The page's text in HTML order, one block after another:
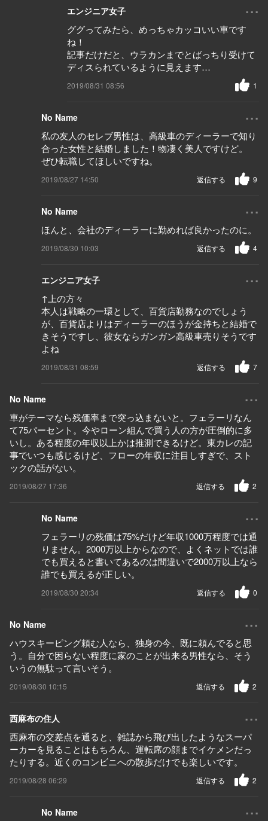
エンジニア女子 ...
ググってみたら、めっちゃカッコいい車です
ね！
記事だけだと、ウラカンまでとばっちり受けて
ディスられているように見えます…
2019/08/31 08:56 1
No Name ...
私の友人のセレブ男性は、高級車のディーラーで知り
合った女性と結婚しました！物凄く美人ですけど。
ぜひ転職してほしいですね。
2019/08/27 14:50 9
返信する
No Name ...
ほんと、会社のディーラーに勤めれば良かったのに。
2019/08/30 10:03 4
返信する
エンジニア女子 ...
↑上の方々
本人は戦略の一環として、百貨店勤務なのでしょう
が、百貨店よりはディーラーのほうが金持ちと結婚で
きそうですし、彼女ならガンガン高級車売りそうです
よね
2019/08/31 08:59 7
返信する
No Name ...
車がテーマなら残価率まで突っ込まないと。フェラーリなん
て75パーセント。今やローン組んで買う人の方が圧倒的に多
いし。ある程度の年収以上かは推測できるけど。東カレの記
事でいつも感じるけど、フローの年収に注目しすぎで、スト
ックの話がない。
2019/08/27 17:36 2
返信する
No Name ...
フェラーリの残価は75%だけど年収1000万程度では通
りません。2000万以上からなので、よくネットでは誰
でも買えると書いてあるのは間違いで2000万以上なら
誰でも買えるが正しい。
2019/08/30 20:34 0
返信する
No Name ...
ハウスキーピング頼む人なら、独身の今、既に頼んでると思
う。自分で困らない程度に家のことが出来る男性なら、そう
いうの無駄って言いそう。
2019/08/30 10:15 2
返信する
西麻布の住人 ...
西麻布の交差点を通ると、雑誌から飛び出したようなスーパ
ーカーを見ることはもちろん、運転席の顔までイケメンだっ
たりする。近くのコンビニへの散歩だけでも楽しいです。
2019/08/28 06:29 2
返信する
No Name ...